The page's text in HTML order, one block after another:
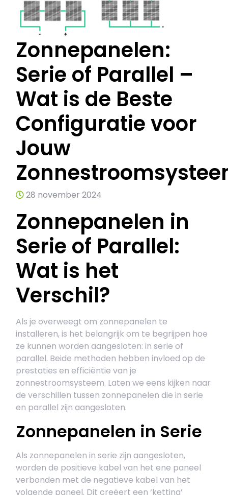
Zonnepanelen:
Serie of Parallel –
Wat is de Beste
Configuratie voor
Jouw
28 november 2024
Zonnepanelen in
Serie of Parallel:
Wat is het
Verschil?
Als je overweegt om zonnepanelen te
installeren, is het belangrijk om te begrijpen hoe
ze kunnen worden aangesloten: in serie of
parallel. Beide methoden hebben invloed op de
prestaties en efficiëntie van je
zonnestroomsysteem. Laten we eens kijken naar
de verschillen tussen zonnepanelen die in serie
en parallel zijn aangesloten.
Zonnepanelen in Serie
Als zonnepanelen in serie zijn aangesloten,
worden de positieve kabel van het ene paneel
verbonden met de negatieve kabel van het
volgende paneel. Dit creëert een ‘ketting’